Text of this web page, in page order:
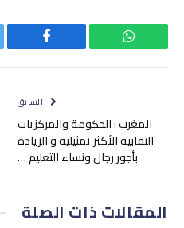
واتساب فيسبوك
السابق
المغرب : الحكومة والمركزيات
النقابية الأكثر تمثيلية و الزيادة
بأجور رجال ونساء التعليم …
المقالاتذات الصلة